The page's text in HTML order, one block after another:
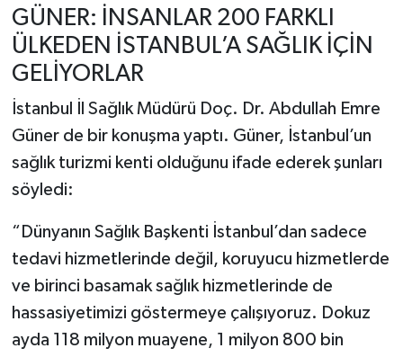
GÜNER: İNSANLAR 200 FARKLI
ÜLKEDEN İSTANBUL’A SAĞLIK İÇİN
GELİYORLAR
İstanbul İl Sağlık Müdürü Doç. Dr. Abdullah Emre
Güner de bir konuşma yaptı. Güner, İstanbul’un
sağlık turizmi kenti olduğunu ifade ederek şunları
söyledi:
“Dünyanın Sağlık Başkenti İstanbul’dan sadece
tedavi hizmetlerinde değil, koruyucu hizmetlerde
ve birinci basamak sağlık hizmetlerinde de
hassasiyetimizi göstermeye çalışıyoruz. Dokuz
ayda 118 milyon muayene, 1 milyon 800 bin